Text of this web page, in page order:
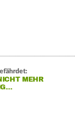
MEHR